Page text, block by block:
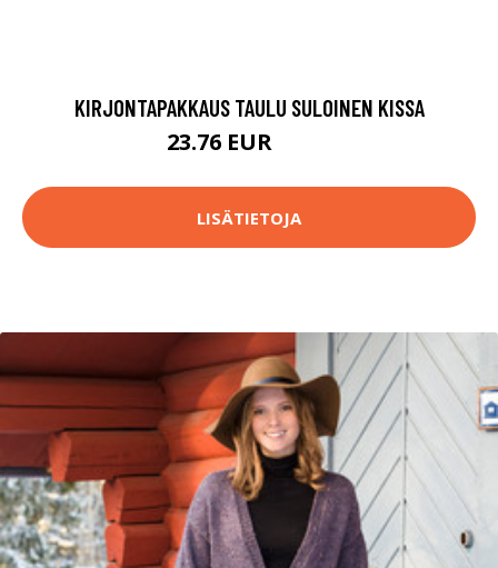
KIRJONTAPAKKAUS TAULU SULOINEN KISSA
23.76 EUR
LISÄTIETOJA